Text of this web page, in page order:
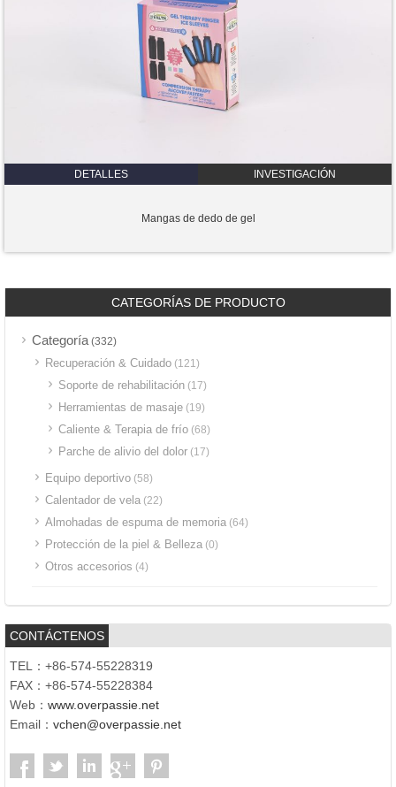
DETALLES INVESTIGACIÓN
Mangas de dedo de gel
CATEGORÍAS DE PRODUCTO
Categoría(332)
Recuperación & Cuidado (121)
Soporte de rehabilitación (17)
Herramientas de masaje (19)
Caliente & Terapia de frío (68)
Parche de alivio del dolor (17)
Equipo deportivo (58)
Calentador de vela (22)
Almohadas de espuma de memoria (64)
Protección de la piel & Belleza (0)
Otros accesorios (4)
CONTÁCTENOS
TEL：+86-574-55228319
FAX：+86-574-55228384
Web： www.overpassie.net
Email： vchen@overpassie.net